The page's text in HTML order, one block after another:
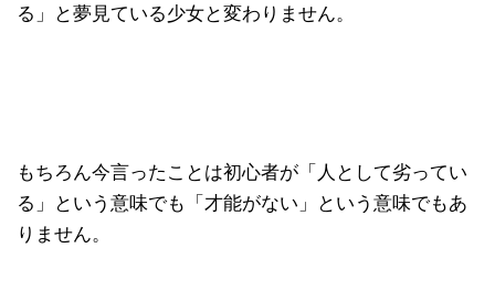
る」と夢見ている少女と変わりません。
もちろん今言ったことは初心者が「人として劣ってい
る」という意味でも「才能がない」という意味でもあ
りません。